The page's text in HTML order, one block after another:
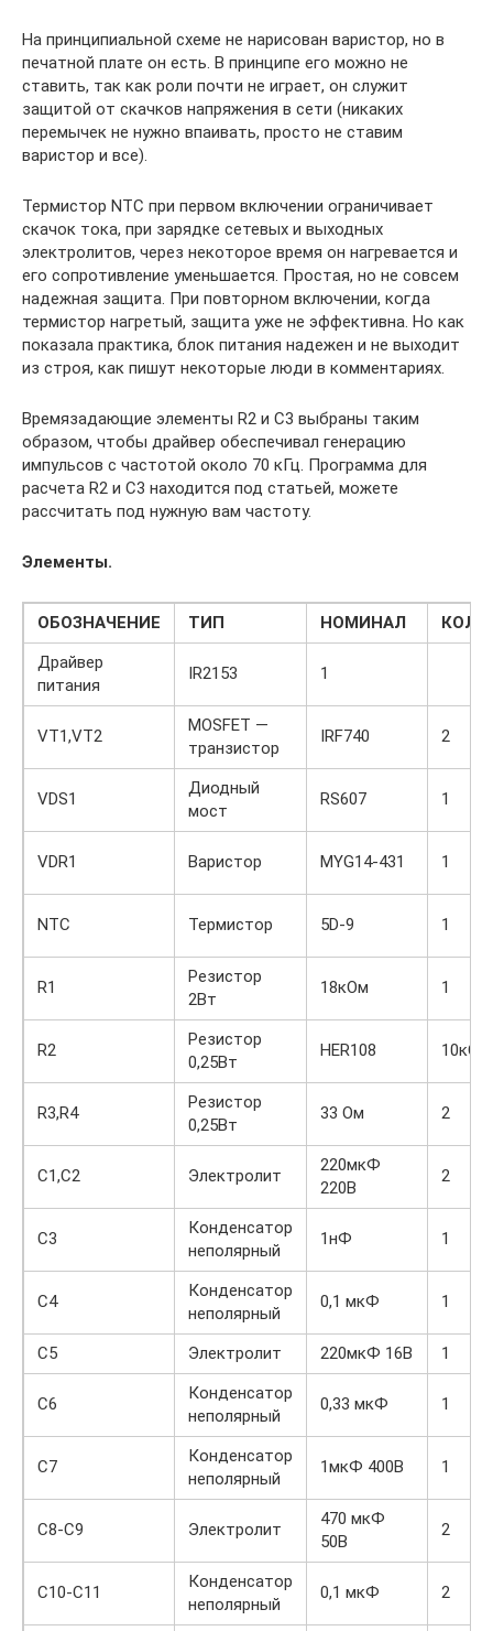
На принципиальной схеме не нарисован варистор, но в
печатной плате он есть. В принципе его можно не
ставить, так как роли почти не играет, он служит
защитой от скачков напряжения в сети (никаких
перемычек не нужно впаивать, просто не ставим
варистор и все).
Термистор NTC при первом включении ограничивает
скачок тока, при зарядке сетевых и выходных
электролитов, через некоторое время он нагревается и
его сопротивление уменьшается. Простая, но не совсем
надежная защита. При повторном включении, когда
термистор нагретый, защита уже не эффективна. Но как
показала практика, блок питания надежен и не выходит
из строя, как пишут некоторые люди в комментариях.
Времязадающие элементы R2 и C3 выбраны таким
образом, чтобы драйвер обеспечивал генерацию
импульсов с частотой около 70 кГц. Программа для
расчета R2 и C3 находится под статьей, можете
рассчитать под нужную вам частоту.
Элементы.
ОБОЗНАЧЕНИЕ ТИП НОМИНАЛ
Драйвер
питания
IR2153 1
VT1,VT2
MOSFET —
транзистор
IRF740 2
VDS1
Диодный
мост
RS607 1
VDR1 Варистор MYG14-431 1
NTC Термистор 5D-9 1
R1
Резистор
2Вт
18кОм 1
R2
Резистор
0,25Вт
HER108 10кОм
R3,R4
Резистор
0,25Вт
33 Ом 2
C1,C2 Электролит
220мкФ
220В
2
C3
Конденсатор
неполярный
1нФ 1
C4
Конденсатор
неполярный
0,1 мкФ 1
C5 Электролит 220мкФ 16В 1
C6
Конденсатор
неполярный
0,33 мкФ 1
C7
Конденсатор
неполярный
1мкФ 400В 1
C8-C9 Электролит
470 мкФ
50В
2
C10-C11
Конденсатор
неполярный
0,1 мкФ 2